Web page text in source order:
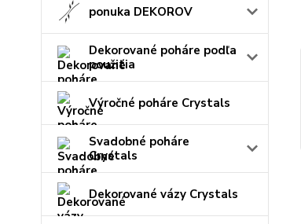
ponuka DEKOROV
Dekorované poháre podľa
použitia
Výročné poháre Crystals
Svadobné poháre
Crystals
Dekorované vázy Crystals